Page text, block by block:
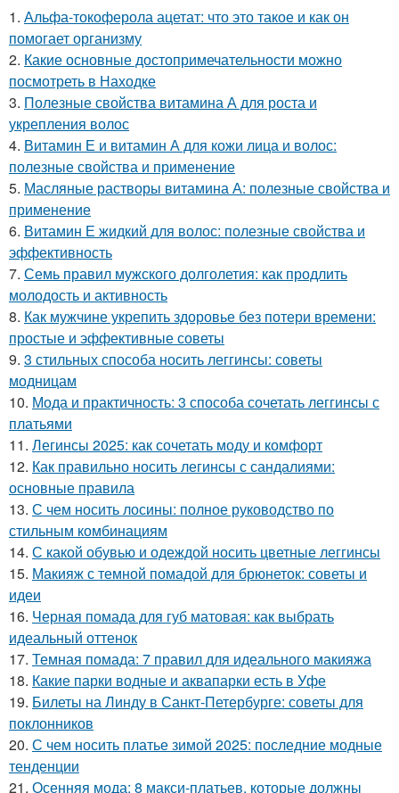
1. Альфа-токоферола ацетат: что это такое и как он
помогает организму
2. Какие основные достопримечательности можно
посмотреть в Находке
3. Полезные свойства витамина А для роста и
укрепления волос
4. Витамин Е и витамин А для кожи лица и волос:
полезные свойства и применение
5. Масляные растворы витамина А: полезные свойства и
применение
6. Витамин Е жидкий для волос: полезные свойства и
эффективность
7. Семь правил мужского долголетия: как продлить
молодость и активность
8. Как мужчине укрепить здоровье без потери времени:
простые и эффективные советы
9. 3 стильных способа носить леггинсы: советы
модницам
10. Мода и практичность: 3 способа сочетать леггинсы с
платьями
11. Легинсы 2025: как сочетать моду и комфорт
12. Как правильно носить легинсы с сандалиями:
основные правила
13. С чем носить лосины: полное руководство по
стильным комбинациям
14. С какой обувью и одеждой носить цветные леггинсы
15. Макияж с темной помадой для брюнеток: советы и
идеи
16. Черная помада для губ матовая: как выбрать
идеальный оттенок
17. Темная помада: 7 правил для идеального макияжа
18. Какие парки водные и аквапарки есть в Уфе
19. Билеты на Линду в Санкт-Петербурге: советы для
поклонников
20. С чем носить платье зимой 2025: последние модные
тенденции
21. Осенняя мода: 8 макси-платьев, которые должны